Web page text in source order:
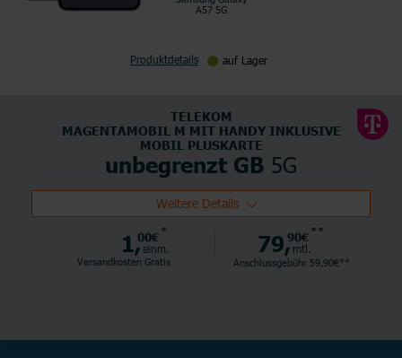
A57 5G
Produktdetails auf Lager
TELEKOM
MAGENTAMOBIL M MIT HANDY INKLUSIVE
MOBIL PLUSKARTE
unbegrenzt GB 5G
Weitere Details
1,00€ *
einm.
Versandkosten Gratis
79,90€ **
mtl.
Anschlussgebühr 59,90€**